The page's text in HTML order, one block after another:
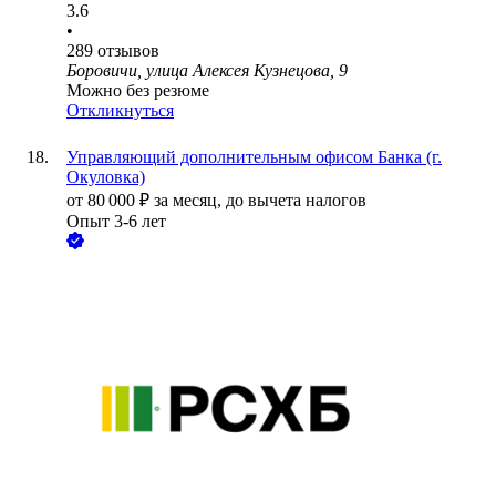
3.6
•
289 отзывов
Боровичи, улица Алексея Кузнецова, 9
Можно без резюме
Откликнуться
Управляющий дополнительным офисом Банка (г.
Окуловка)
от 80 000 ₽ за месяц, до вычета налогов
Опыт 3-6 лет